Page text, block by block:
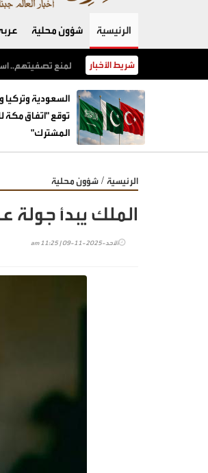
الرئيسية شؤون محلية
شريط الأخبار السعودية وتركيا وباكستان توقع "اتفاق مكة للدفاع المشترك"
السعودية وتركيا
توقع "اتفاق مكة
المشترك"
الرئيسية / شؤون محلية
الملك يبدأ جولة
الأحد-2025-11-09 | 11:25 am